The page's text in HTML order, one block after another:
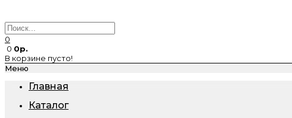
0
0 0р.
В корзине пусто!
Меню
Главная
Каталог